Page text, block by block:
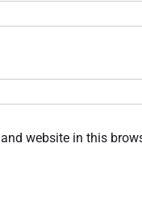
website in this